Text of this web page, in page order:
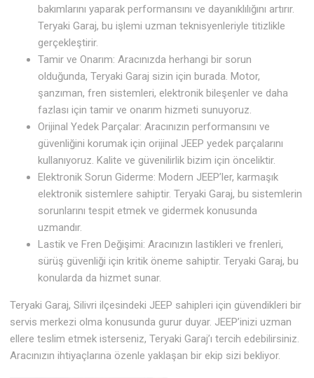
bakımlarını yaparak performansını ve dayanıklılığını artırır.
Teryaki Garaj, bu işlemi uzman teknisyenleriyle titizlikle
gerçekleştirir.
Tamir ve Onarım: Aracınızda herhangi bir sorun
olduğunda, Teryaki Garaj sizin için burada. Motor,
şanzıman, fren sistemleri, elektronik bileşenler ve daha
fazlası için tamir ve onarım hizmeti sunuyoruz.
Orijinal Yedek Parçalar: Aracınızın performansını ve
güvenliğini korumak için orijinal JEEP yedek parçalarını
kullanıyoruz. Kalite ve güvenilirlik bizim için önceliktir.
Elektronik Sorun Giderme: Modern JEEP’ler, karmaşık
elektronik sistemlere sahiptir. Teryaki Garaj, bu sistemlerin
sorunlarını tespit etmek ve gidermek konusunda
uzmandır.
Lastik ve Fren Değişimi: Aracınızın lastikleri ve frenleri,
sürüş güvenliği için kritik öneme sahiptir. Teryaki Garaj, bu
konularda da hizmet sunar.
Teryaki Garaj, Silivri ilçesindeki JEEP sahipleri için güvendikleri bir
servis merkezi olma konusunda gurur duyar. JEEP’inizi uzman
ellere teslim etmek isterseniz, Teryaki Garaj’ı tercih edebilirsiniz.
Aracınızın ihtiyaçlarına özenle yaklaşan bir ekip sizi bekliyor.